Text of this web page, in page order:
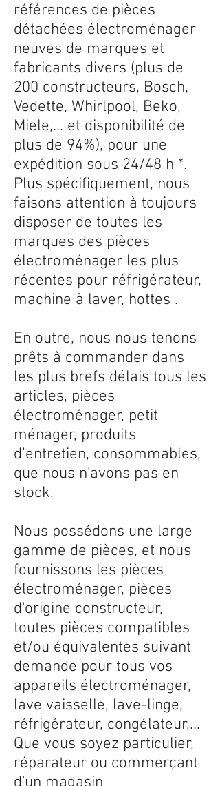
références de pièces
détachées électroménager
neuves de marques et
fabricants divers (plus de
200 constructeurs, Bosch,
Vedette, Whirlpool, Beko,
Miele,... et disponibilité de
plus de 94%), pour une
expédition sous 24/48 h *.
Plus spécifiquement, nous
faisons attention à toujours
disposer de toutes les
marques des pièces
électroménager les plus
récentes pour réfrigérateur,
machine à laver, hottes .
En outre, nous nous tenons
prêts à commander dans
les plus brefs délais tous les
articles, pièces
électroménager, petit
ménager, produits
d’entretien, consommables,
que nous n'avons pas en
stock.
Nous possédons une large
gamme de pièces, et nous
fournissons les pièces
électroménager, pièces
d'origine constructeur,
toutes pièces compatibles
et/ou équivalentes suivant
demande pour tous vos
appareils électroménager,
lave vaisselle, lave-linge,
réfrigérateur, congélateur,...
Que vous soyez particulier,
réparateur ou commerçant